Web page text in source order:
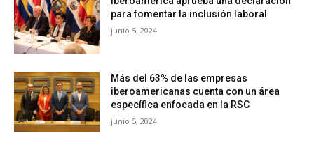
para fomentar la inclusión laboral
junio 5, 2024
Más del 63% de las empresas
iberoamericanas cuenta con un área
específica enfocada en la RSC
junio 5, 2024